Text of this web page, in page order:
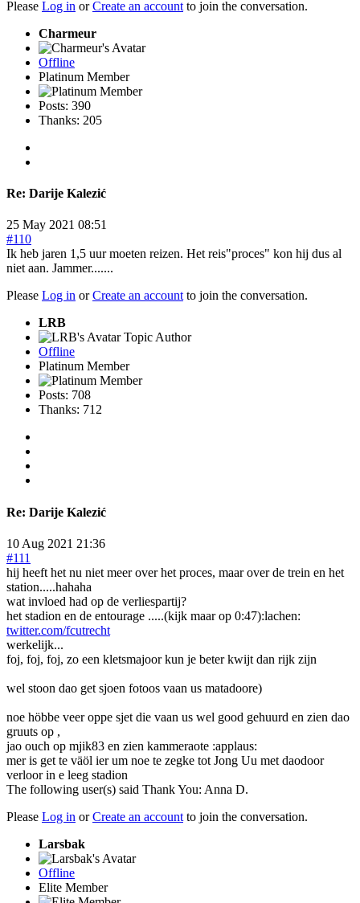
Please Log in orCreate an account to join the conversation.
Charmeur
Offline
Platinum Member
Posts: 390
Thanks: 205
Re: Darije Kalezić
25 May 2021 08:51
#110
Ik heb jaren 1,5 uur moeten reizen. Het reis"proces" kon hij dus al
niet aan. Jammer.......
Please Log in orCreate an accountto join the conversation.
LRB
Topic Author
Offline
Platinum Member
Posts: 708
Thanks: 712
Re: Darije Kalezić
10 Aug 2021 21:36
#111
hij heeft het nu niet meer over het proces, maar over de trein en het
station.....hahaha
wat invloed had op de verliespartij?
het stadion en de entourage .....(kijk maar op 0:47):lachen:
twitter.com/fcutrecht
werkelijk...
foj, foj, foj, zo een kletsmajoor kun je beter kwijt dan rijk zijn
wel stoon dao get sjoen fotoos vaan us matadoore)
noe höbbe veer oppe sjet die vaan us wel good gehuurd en zien dao
gruuts op ,
jao ouch op mjik83 en zien kammeraote :applaus:
mer is get te väöl ier um noe te zegke tot Jong Uu met daodoor
verloor in e leeg stadion
The following user(s) said Thank You: Anna D.
Please Log in orCreate an account to join the conversation.
Larsbak
Offline
Elite Member